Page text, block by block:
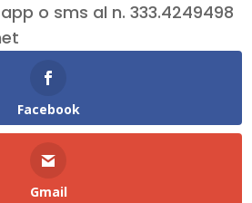
o sms al n. 333.4249498
Facebook
Gmail